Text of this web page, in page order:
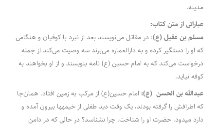
مدینه.
عباراتی از متن کتاب:
مسلم بن عقیل (ع): در مقاتل می‌نویسند بعد از نبرد با کوفیان و هنگامی
که او را دستگیر کرده و به دارالعماره می‌برند سه وصیت می‌کند از جمله
درخواست می‌کند که به امام حسین (ع) نامه بنویسند و از او بخواهند به
کوفه نیاید.
عبدالله بن الحسن (ع): امام حسین(ع) از مرکب به زمین افتاد. همان‌جا
که اطرافش را گرفته بودند، یک وقت دید طفلی از خیمه‎ها بیرون آمده و
دارد می‎دود. حضرت او را شناخت. چرا نشناسد؟ در حالی که در دامن